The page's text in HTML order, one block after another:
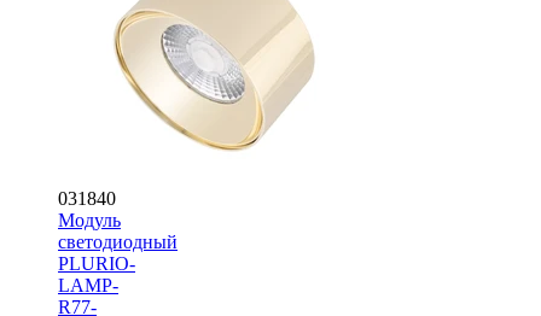
031840
Модуль
светодиодный
PLURIO-
LAMP-
R77-